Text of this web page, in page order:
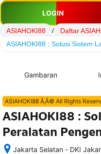
LOGIN
ASIAHOKI88 / Daftar
ASIAHOKI88 : Solusi Sistem
Gambaran
ASIAHOKI88 Ã‚Â© All Rights
ASIAHOKI88 :
Peralatan
Jakarta Selatan - DKI